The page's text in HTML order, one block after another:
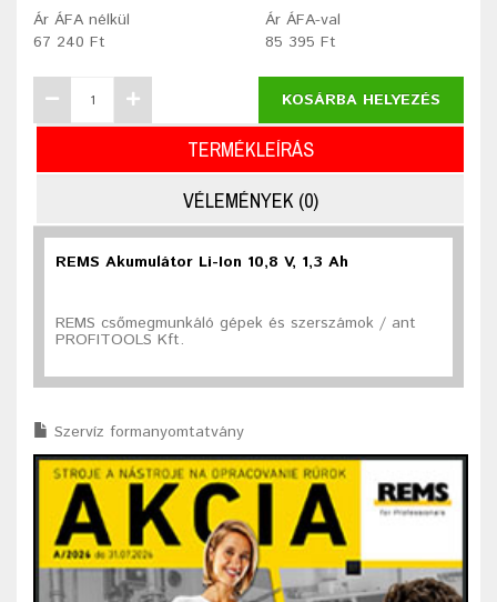
Ár ÁFA nélkül
67 240 Ft
Ár ÁFA-val
85 395 Ft
KOSÁRBA HELYEZÉS
TERMÉKLEÍRÁS
VÉLEMÉNYEK (0)
REMS Akumulátor Li-Ion 10,8 V, 1,3 Ah
REMS csőmegmunkáló gépek és szerszámok / ant
PROFITOOLS Kft.
Szervíz formanyomtatvány